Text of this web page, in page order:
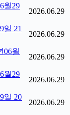
월29
2026.06.29
일 21
2026.06.29
06월
2026.06.29
월29
2026.06.29
일 20
2026.06.29